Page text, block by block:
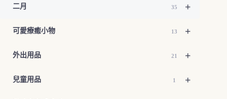
+
二月 35
+
可愛療癒小物 13
+
外出用品 21
+
兒童用品 1